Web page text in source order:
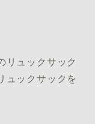
リュックサック
ュックサックを